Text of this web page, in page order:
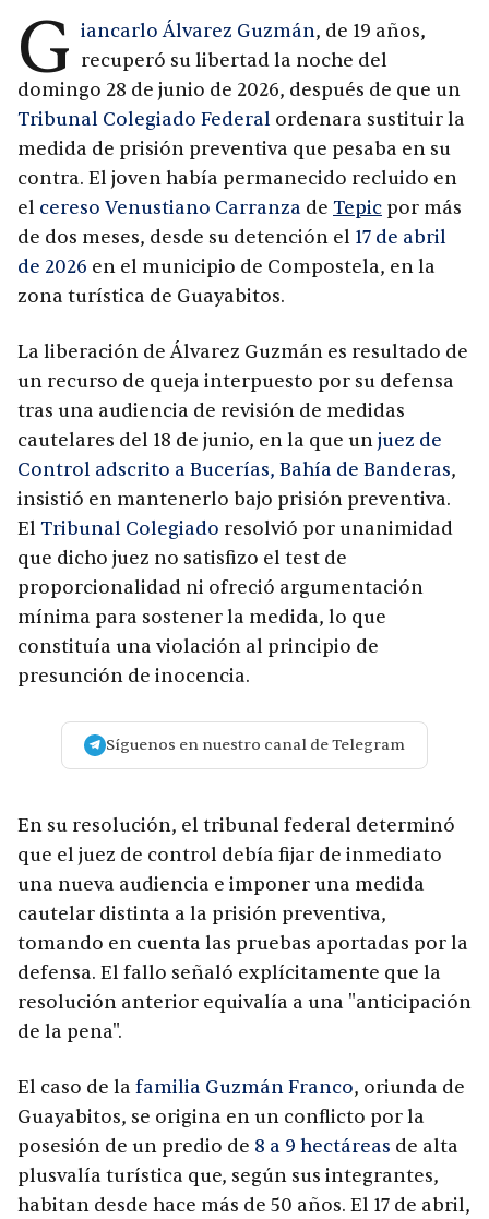
G iancarlo Álvarez Guzmán, de 19 años,
recuperó su libertad la noche del
domingo 28 de junio de 2026, después de que un
Tribunal Colegiado Federal ordenara sustituir la
medida de prisión preventiva que pesaba en su
contra. El joven había permanecido recluido en
el cereso Venustiano Carranza de Tepic por más
de dos meses, desde su detención el 17 de abril
de 2026 en el municipio de Compostela, en la
zona turística de Guayabitos.
La liberación de Álvarez Guzmán es resultado de
un recurso de queja interpuesto por su defensa
tras una audiencia de revisión de medidas
cautelares del 18 de junio, en la que unjuez de
Control adscrito a Bucerías, Bahía de Banderas,
insistió en mantenerlo bajo prisión preventiva.
El Tribunal Colegiado resolvió por unanimidad
que dicho juez no satisfizo el test de
proporcionalidad ni ofreció argumentación
mínima para sostener la medida, lo que
constituía una violación al principio de
presunción de inocencia.
Síguenos en nuestro canal de Telegram
En su resolución, el tribunal federal determinó
que el juez de control debía fijar de inmediato
una nueva audiencia e imponer una medida
cautelar distinta a la prisión preventiva,
tomando en cuenta las pruebas aportadas por la
defensa. El fallo señaló explícitamente que la
resolución anterior equivalía a una "anticipación
de la pena".
El caso de la familia Guzmán Franco, oriunda de
Guayabitos, se origina en un conflicto por la
posesión de un predio de 8 a 9 hectáreas de alta
plusvalía turística que, según sus integrantes,
habitan desde hace más de 50 años. El 17 de abril,